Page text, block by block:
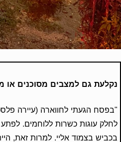
נקלעת גם למצבים מסוכנים או
"בפסח הגעתי לחווארה (עיירה
לחלק עוגות כשרות ללוחמים.
בכביש בצמוד אליי. למרות זאת,